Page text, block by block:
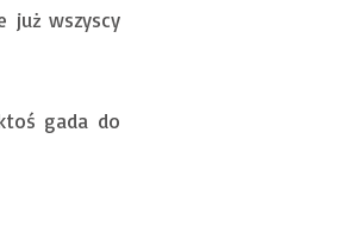
już wszyscy
gada do